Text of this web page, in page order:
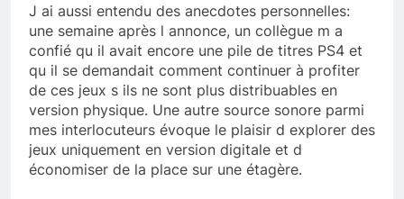
J ai aussi entendu des anecdotes personnelles:
une semaine après l annonce, un collègue m a
confié qu il avait encore une pile de titres PS4 et
qu il se demandait comment continuer à profiter
de ces jeux s ils ne sont plus distribuables en
version physique. Une autre source sonore parmi
mes interlocuteurs évoque le plaisir d explorer des
jeux uniquement en version digitale et d
économiser de la place sur une étagère.